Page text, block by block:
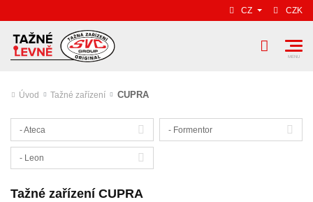
CZ CZK
Úvod Tažné zařízení CUPRA
- Ateca - Formentor
- Leon
Tažné zařízení CUPRA